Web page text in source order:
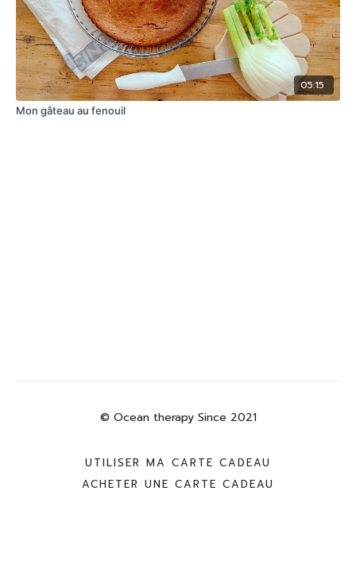
05:15
Mon gâteau au fenouil
© Ocean therapy Since 2021
UTILISER MA CARTE CADEAU
ACHETER UNE CARTE CADEAU